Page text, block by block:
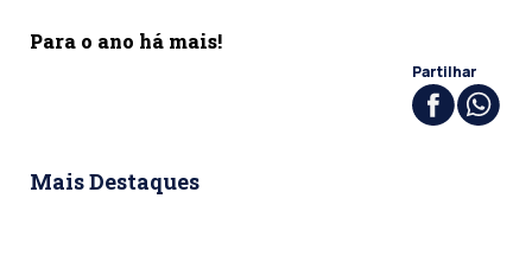
Para o ano há mais!
Partilhar
Mais Destaques